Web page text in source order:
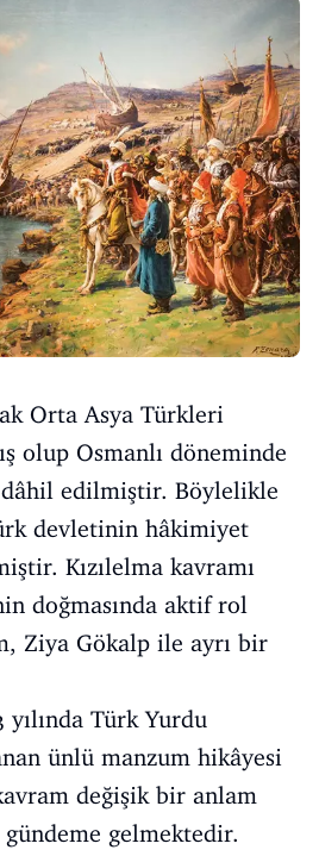
Orta Asya Türkleri
olup Osmanlı döneminde
edilmiştir. Böylelikle
devletinin hâkimiyet
Kızılelma kavramı
doğmasında aktif rol
Ziya Gökalp ile ayrı bir
yılında Türk Yurdu
ünlü manzum hikâyesi
değişik bir anlam
gelmektedir.